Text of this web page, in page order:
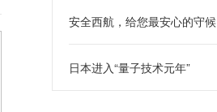
安全西航，给您最安心的守候
日本进入“量子技术元年”